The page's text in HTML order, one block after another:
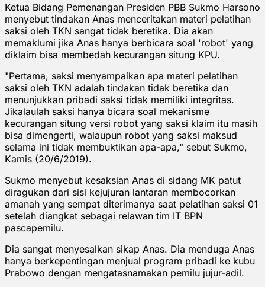
Ketua Bidang Pemenangan Presiden PBB Sukmo Harsono
menyebut tindakan Anas menceritakan materi pelatihan
saksi oleh TKN sangat tidak beretika. Dia akan
memaklumi jika Anas hanya berbicara soal 'robot' yang
diklaim bisa membedah kecurangan situng KPU.
"Pertama, saksi menyampaikan apa materi pelatihan
saksi oleh TKN adalah tindakan tidak beretika dan
menunjukkan pribadi saksi tidak memiliki integritas.
Jikalaulah saksi hanya bicara soal mekanisme
kecurangan situng versi robot yang saksi klaim itu masih
bisa dimengerti, walaupun robot yang saksi maksud
selama ini tidak membuktikan apa-apa," sebut Sukmo,
Kamis (20/6/2019).
Sukmo menyebut kesaksian Anas di sidang MK patut
diragukan dari sisi kejujuran lantaran membocorkan
amanah yang sempat diterimanya saat pelatihan saksi 01
setelah diangkat sebagai relawan tim IT BPN
pascapemilu.
Dia sangat menyesalkan sikap Anas. Dia menduga Anas
hanya berkepentingan menjual program pribadi ke kubu
Prabowo dengan mengatasnamakan pemilu jujur-adil.